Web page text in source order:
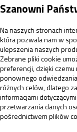
Szanowni
Na naszych stronach
która pozwala nam w
ulepszenia naszych
Zebrane pliki cookie
preferencji, dzięki
ponownego
różnych celów, dlatego
informacjami
przetwarzania danych
pośrednictwem plików